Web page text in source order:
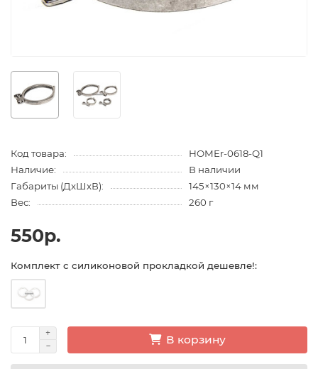
Код товара:
HOMEr-0618-Q1
Наличие:
В наличии
Габариты (ДхШхВ):
145×130×14 мм
Вес:
260 г
550р.
Комплект с силиконовой прокладкой дешевле!:
В корзину